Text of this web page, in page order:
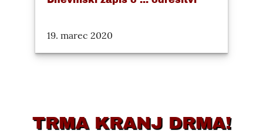
19. marec 2020
TRMA KRANJ DRMA!